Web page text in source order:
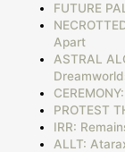
FUTURE
Apart
ASTRAL
PROTEST
IRR:
ALLT: